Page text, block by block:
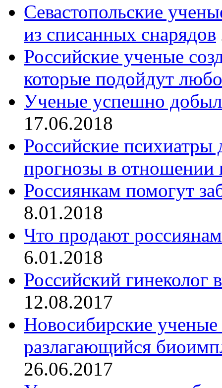
Севастопольские
из списанных снарядов
Российские ученые
которые подойдут
Ученые успешно
17.06.2018
Российские
прогнозы в отношении
Россиянкам помогут
8.01.2018
Что продают
6.01.2018
Российский
12.08.2017
Новосибирские
разлагающийся
26.06.2017